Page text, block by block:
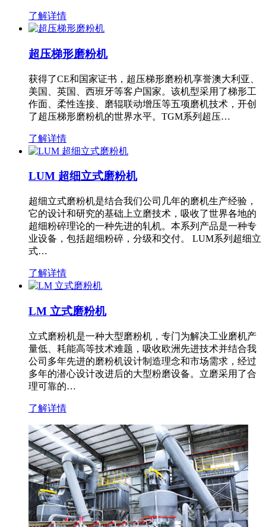
了解详情
超压梯形磨粉机
获得了CE和国家证书，超压梯形磨粉机享誉澳大利亚、
美国、英国、西班牙等客户国家。该机型采用了梯形工
作面、柔性连接、磨辊联动增压等五项磨机技术，开创
了超压梯形磨粉机的世界水平。TGM系列超压…
了解详情
LUM 超细立式磨粉机
超细立式磨粉机是结合我们公司几年的磨机生产经验，
它的设计和研究的基础上立磨技术，吸收了世界各地的
超细粉碎理论的一种先进的轧机。本系列产品是一种专
业设备，包括超细粉碎，分级和交付。 LUM系列超细立
式…
了解详情
LM 立式磨粉机
立式磨粉机是一种大型磨粉机，专门为解决工业磨机产
量低、耗能高等技术难题，吸收欧洲先进技术并结合我
公司多年先进的磨粉机设计制造理念和市场需求，经过
多年的潜心设计改进后的大型粉磨设备。立磨采用了合
理可靠的…
了解详情